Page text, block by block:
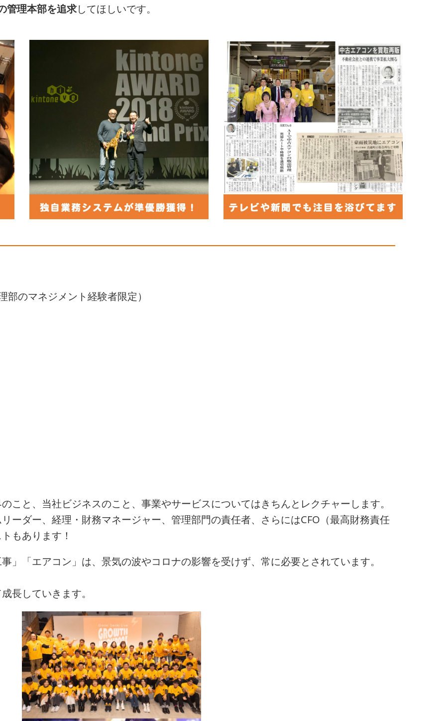
管理本部を追求してほしいです。
のマネジメント経験者限定）
こと、当社ビジネスのこと、事業やサービスについてはきちんとレクチャーします。
ーダー、経理・財務マネージャー、管理部門の責任者、さらにはCFO（最高財務責任
もあります！
」「エアコン」は、景気の波やコロナの影響を受けず、常に必要とされています。
長していきます。